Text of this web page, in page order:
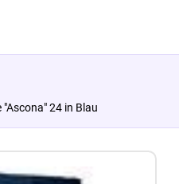
"Ascona" 24 in Blau